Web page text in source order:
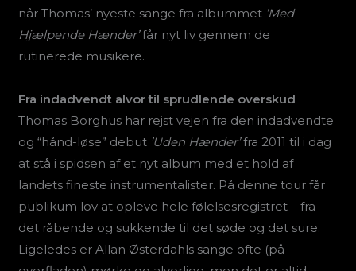
når Thomas’ nyeste sange fra albummet ’Med
Hjælpende Hænder’får nyt liv gennem de
rutinerede musikere.
Fra indadvendt alvor til sprudlende overskud
Thomas Borghus har rejst vejen fra den indadvendte
og “hånd-løse” debut ’Uden Hænder’fra 2011 til i dag
at stå i spidsen af et nyt album med et hold af
landets fineste instrumentalister. På denne tour får
publikum lov at opleve hele følelsesregistret – fra
det råbende og sukkende til det søde og det sure.
Ligeledes er Allan Østerdahls sange ofte (på